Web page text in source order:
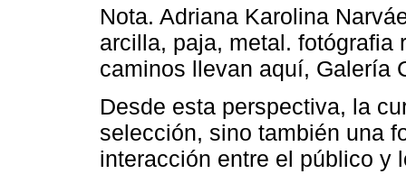
Nota. Adriana Karolina
arcilla, paja, metal. fotógrafia
caminos llevan aquí, Galería
Desde esta perspectiva, la
selección, sino también una
interacción entre el público y